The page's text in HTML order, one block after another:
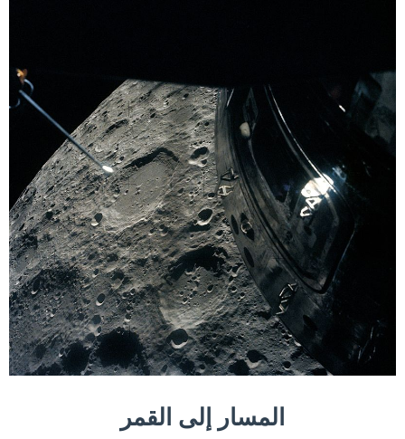
المسار إلى القمر